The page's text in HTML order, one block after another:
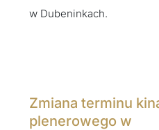
w Dubeninkach.
Zmiana terminu
plenerowego w